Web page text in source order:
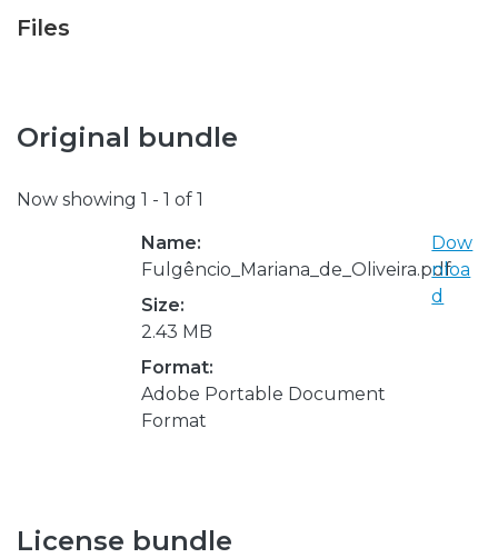
Files
Original bundle
Now showing 1 - 1 of 1
Name:
Fulgêncio_Mariana_de_Oliveira.pdf
Size:
2.43 MB
Format:
Adobe Portable Document
Format
Dow
nloa
d
License bundle